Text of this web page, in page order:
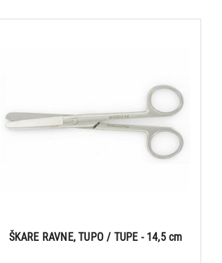
ŠKARE RAVNE, TUPO / TUPE - 14,5 cm